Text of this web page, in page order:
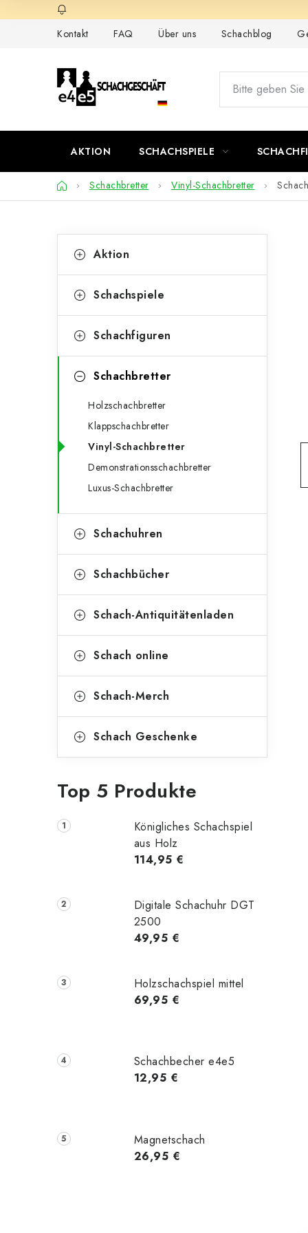
Inhalt
Kontakt FAQ Über uns Schachblog
AKTION SCHACHSPIELE
StartseiteSchachbretter Vinyl-Schachbretter
e
t
e
i
t
überspringen
a
e
o
n
Aktion
Schachspiele
Schachfiguren
Schachbretter
Holzschachbretter
Klappschachbretter
Vinyl-Schachbretter
Demonstrationsschachbretter
Luxus-Schachbretter
Schachuhren
Schachbücher
Schach-Antiquitätenladen
Schach online
Schach-Merch
Schach Geschenke
Top 5 Produkte
Königliches Schachspiel
aus Holz
114,95 €
Digitale Schachuhr DGT
2500
49,95 €
Holzschachspiel mittel
69,95 €
Schachbecher e4e5
12,95 €
Magnetschach
26,95 €